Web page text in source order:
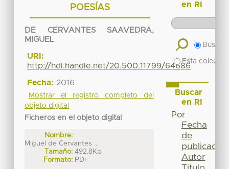
POESÍAS
DE CERVANTES SAAVEDRA,
MIGUEL
URI:
http://hdl.handle.net/20.500.11799/64686
Fecha: 2016
Mostrar el registro completo del
objeto digital
Ficheros en el objeto digital
Nombre:
Miguel de Cervantes ...
Tamaño: 492.8Kb
Formato: PDF
en RI
Buscar
Esta
Buscar
en RI
Por
Fecha
de
publicación
Autor